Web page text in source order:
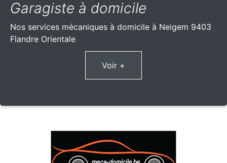
Garagiste à domicile
Nos services mécaniques à domicile à Neigem 9403
Flandre Orientale
Voir +